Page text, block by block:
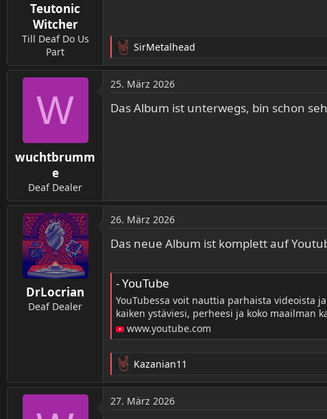
Teutonic
Witcher
Till Deaf Do Us
Part
R
e
a
k
t
SirMetalhead
W
wuchtbrumm
e
Deaf Dealer
25. März 2026
Das Album ist unterwegs, bin schon
DrLocrian
Deaf Dealer
26. März 2026
Das neue Album ist komplett auf
- YouTube
YouTubessa voit nauttia parhaista videoista
kaiken ystäviesi, perheesi ja koko maailman
www.youtube.com
R
e
a
k
Kazanian11
27. März 2026